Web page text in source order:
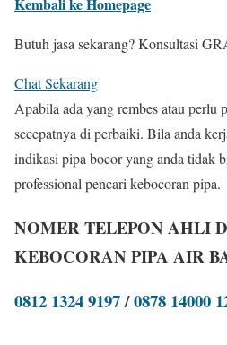
Butuh jasa sekarang? Konsultasi
Chat Sekarang
Apabila ada yang rembes atau perlu
secepatnya di perbaiki. Bila anda
indikasi pipa bocor yang anda tidak
professional pencari kebocoran pipa.
NOMER TELEPON AHLI
KEBOCORAN PIPA AIR
0812 1324 9197/0878 14000